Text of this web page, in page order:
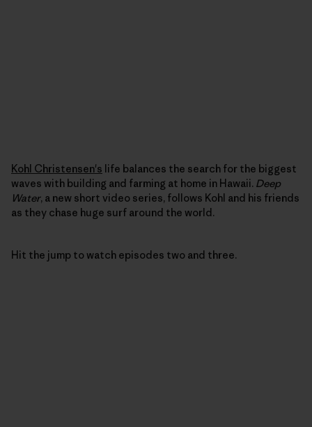
Kohl Christensen's life balances the search for the biggest
waves with building and farming at home in Hawaii. Deep
Water, a new short video series, follows Kohl and his friends
as they chase huge surf around the world.
Hit the jump to watch episodes two and three.